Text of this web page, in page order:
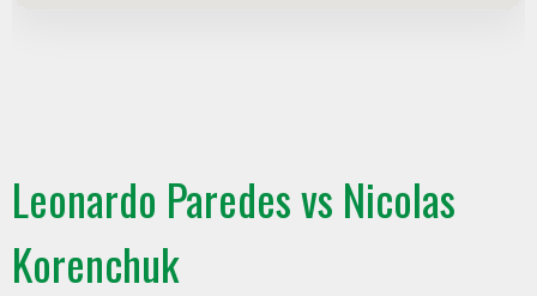
Leonardo Paredes vs Nicolas
Korenchuk